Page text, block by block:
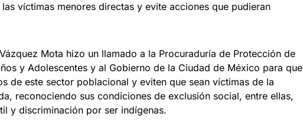
víctimas menores directas y evite acciones que pudieran
Mota hizo un llamado a la Procuraduría de Protección de
y Adolescentes y al Gobierno de la Ciudad de México para que
de este sector poblacional y eviten que sean víctimas de la
reconociendo sus condiciones de exclusión social, entre ellas,
y discriminación por ser indígenas.